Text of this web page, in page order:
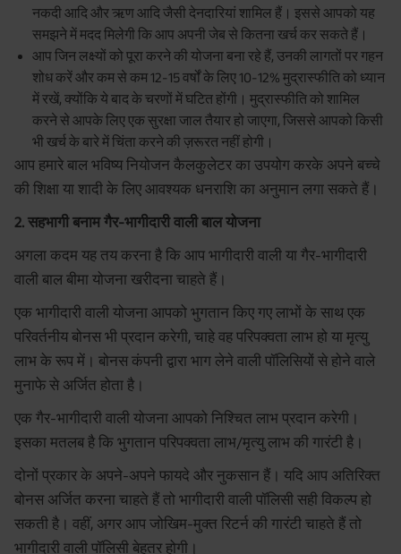
नकदी आदि और ऋण आदि जैसी देनदारियां शामिल हैं। इससे आपको यह
समझने में मदद मिलेगी कि आप अपनी जेब से कितना खर्च कर सकते हैं।
आप जिन लक्ष्यों को पूरा करने की योजना बना रहे हैं, उनकी लागतों पर गहन
शोध करें और कम से कम 12-15 वर्षों के लिए 10-12% मुद्रास्फीति को ध्यान
में रखें, क्योंकि ये बाद के चरणों में घटित होंगी। मुद्रास्फीति को शामिल
करने से आपके लिए एक सुरक्षा जाल तैयार हो जाएगा, जिससे आपको किसी
भी खर्च के बारे में चिंता करने की ज़रूरत नहीं होगी।
आप हमारे बाल भविष्य नियोजन कैलकुलेटर का उपयोग करके अपने बच्चे
की शिक्षा या शादी के लिए आवश्यक धनराशि का अनुमान लगा सकते हैं।
2. सहभागी बनाम गैर-भागीदारी वाली बाल योजना
अगला कदम यह तय करना है कि आप भागीदारी वाली या गैर-भागीदारी
वाली बाल बीमा योजना खरीदना चाहते हैं।
एक भागीदारी वाली योजना आपको भुगतान किए गए लाभों के साथ एक
परिवर्तनीय बोनस भी प्रदान करेगी, चाहे वह परिपक्वता लाभ हो या मृत्यु
लाभ के रूप में। बोनस कंपनी द्वारा भाग लेने वाली पॉलिसियों से होने वाले
मुनाफे से अर्जित होता है।
एक गैर-भागीदारी वाली योजना आपको निश्चित लाभ प्रदान करेगी।
इसका मतलब है कि भुगतान परिपक्वता लाभ/मृत्यु लाभ की गारंटी है।
दोनों प्रकार के अपने-अपने फायदे और नुकसान हैं। यदि आप अतिरिक्त
बोनस अर्जित करना चाहते हैं तो भागीदारी वाली पॉलिसी सही विकल्प हो
सकती है। वहीं, अगर आप जोखिम-मुक्त रिटर्न की गारंटी चाहते हैं तो
भागीदारी वाली पॉलिसी बेहतर होगी।